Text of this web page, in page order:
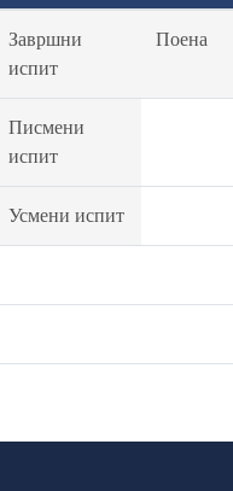
Завршни
испит
Поена
Писмени
испит
Усмени испит